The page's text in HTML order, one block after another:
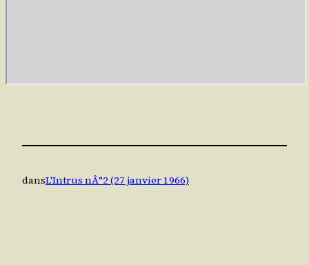
dansL'Intrus nÂ°2 (27 janvier 1966)